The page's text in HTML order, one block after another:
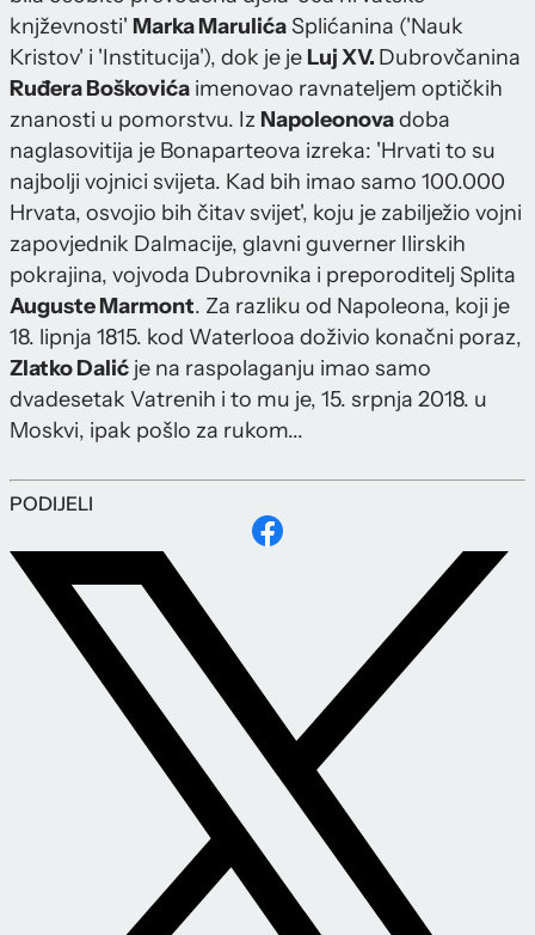
knjževnosti' Marka MarulićaSplićanina ('Nauk
Kristov' i 'Institucija'), dok je je Luj XV. Dubrovčanina
Ruđera Boškovića imenovao ravnateljem optičkih
znanosti u pomorstvu. Iz Napoleonovadoba
naglasovitija je Bonaparteova izreka: 'Hrvati to su
najbolji vojnici svijeta. Kad bih imao samo 100.000
Hrvata, osvojio bih čitav svijet', koju je zabilježio vojni
zapovjednik Dalmacije, glavni guverner Ilirskih
pokrajina, vojvoda Dubrovnika i preporoditelj Splita
Auguste Marmont. Za razliku od Napoleona, koji je
18. lipnja 1815. kod Waterlooa doživio konačni poraz,
Zlatko Dalić je na raspolaganju imao samo
dvadesetak Vatrenih i to mu je, 15. srpnja 2018. u
Moskvi, ipak pošlo za rukom...
PODIJELI